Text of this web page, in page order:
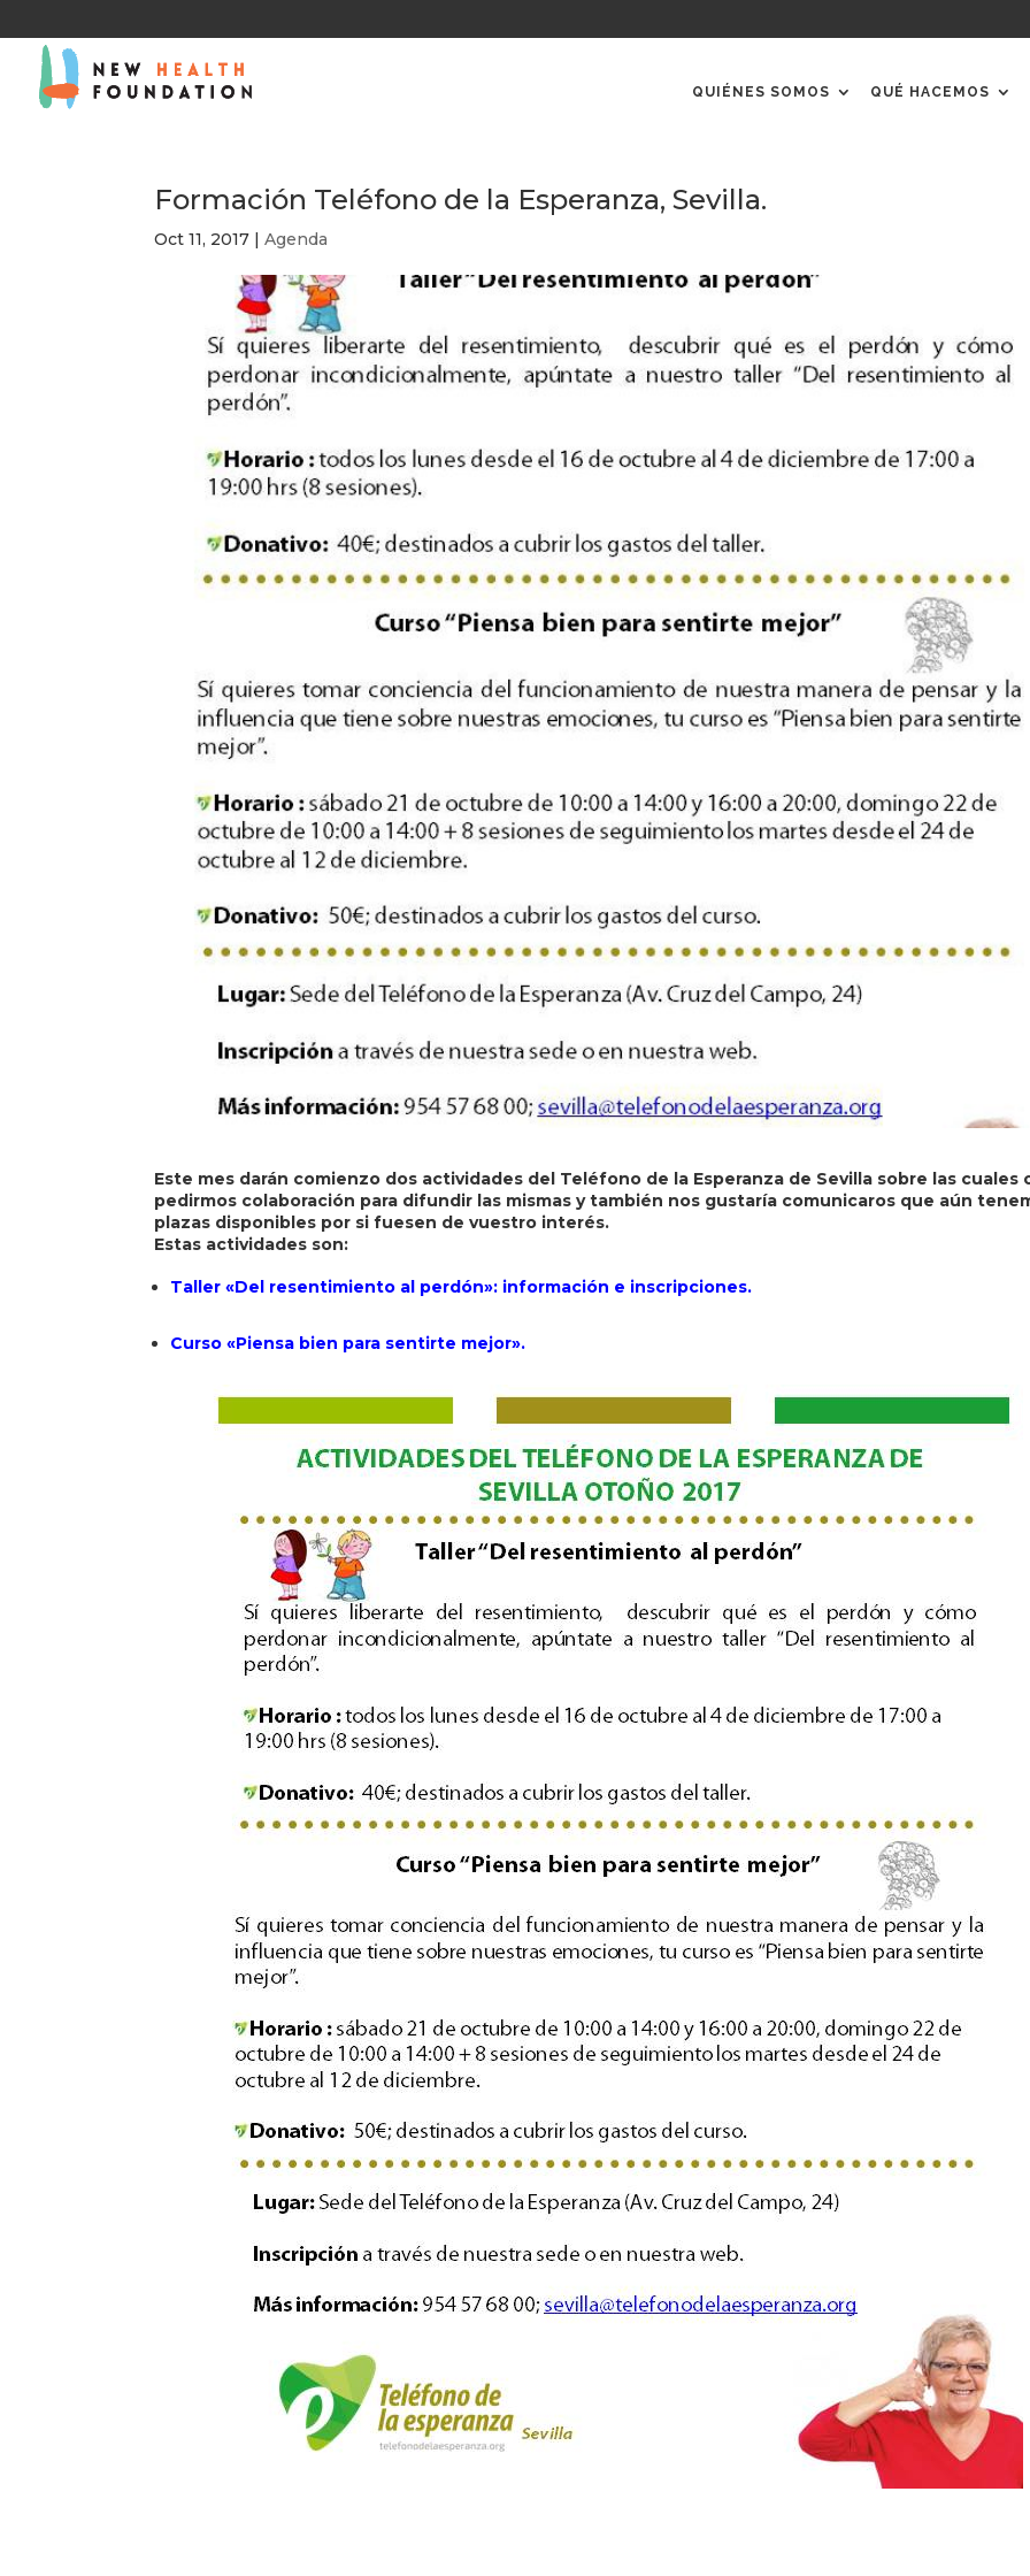
QUIÉNES SOMOS QUÉ HACEMOS
Formación Teléfono de la Esperanza, Sevilla.
Oct 11, 2017 |Agenda
Este mes darán comienzo dos actividades del Teléfono de la Esperanza de Sevilla sobre las cuales
pedirmos colaboración para difundir las mismas y también nos gustaría comunicaros que aún
plazas disponibles por si fuesen de vuestro interés.
Estas actividades son:
Taller «Del resentimiento al perdón»: información e inscripciones.
Curso «Piensa bien para sentirte mejor».